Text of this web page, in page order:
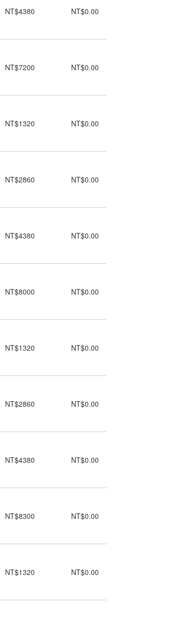
NT$4380 NT$0.00
NT$7200 NT$0.00
NT$1320 NT$0.00
NT$2860 NT$0.00
NT$4380 NT$0.00
NT$8000 NT$0.00
NT$1320 NT$0.00
NT$2860 NT$0.00
NT$4380 NT$0.00
NT$8300 NT$0.00
NT$1320 NT$0.00